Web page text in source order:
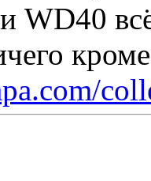
WD40